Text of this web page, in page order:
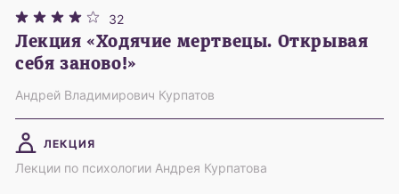
32
Лекция «Ходячие мертвецы. Открывая
себя заново!»
Андрей Владимирович Курпатов
ЛЕКЦИЯ
Лекции по психологии Андрея Курпатова